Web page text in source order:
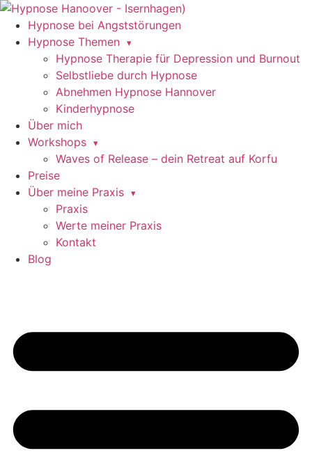
Zum
Inhalt
springen
Hypnose bei Angststörungen
Hypnose Themen
Hypnose Therapie für Depression und Burnout
Selbstliebe durch Hypnose
Abnehmen Hypnose Hannover
Kinderhypnose
Über mich
Workshops
Waves of Release – dein Retreat auf Korfu
Preise
Über meine Praxis
Praxis
Werte meiner Praxis
Kontakt
Blog